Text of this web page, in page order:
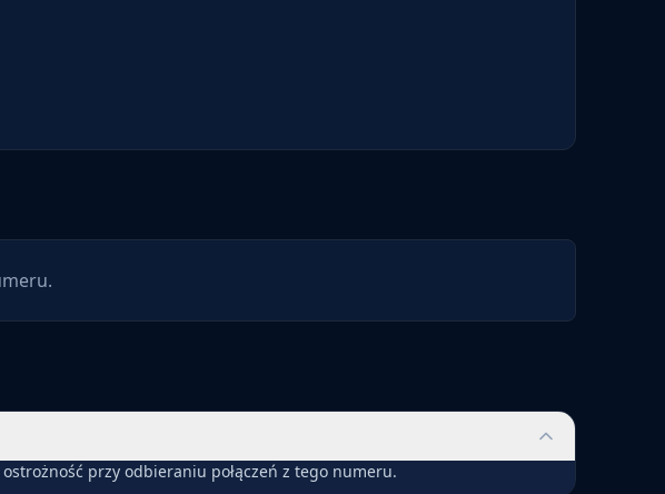
ostrożność przy odbieraniu połączeń z tego numeru.